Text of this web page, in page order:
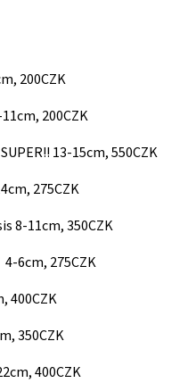
200CZK
200CZK
13-15cm, 550CZK
275CZK
8-11cm, 350CZK
6cm, 275CZK
400CZK
350CZK
400CZK